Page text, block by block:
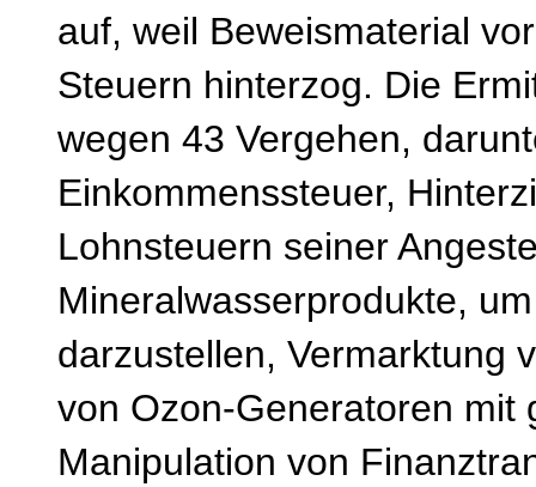
auf, weil Beweismaterial
Steuern hinterzog. Die
wegen 43 Vergehen,
Einkommenssteuer,
Lohnsteuern seiner
Mineralwasserprodukte,
darzustellen, Vermarktung
von Ozon-Generatoren mit
Manipulation von